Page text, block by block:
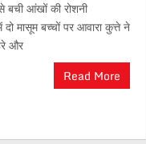
बची आंखों की रोशनी
दो मासूम बच्चों पर आवारा कुत्ते ने
और
Read More